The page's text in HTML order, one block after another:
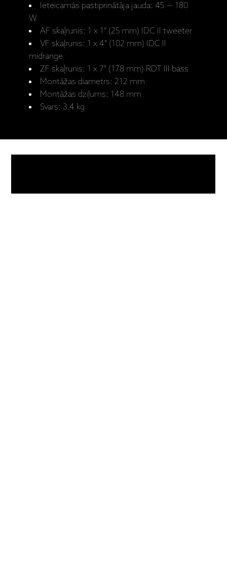
Ieteicamās pastiprinātāja jauda: 45 — 180
W
AF skaļrunis: 1 x 1" (25 mm) IDC II tweeter
VF skaļrunis: 1 x 4" (102 mm) IDC II
midrange
ZF skaļrunis: 1 x 7" (178 mm) RDT III bass
Montāžas diametrs: 212 mm
Montāžas dziļums: 148 mm
Svars: 3.4 kg